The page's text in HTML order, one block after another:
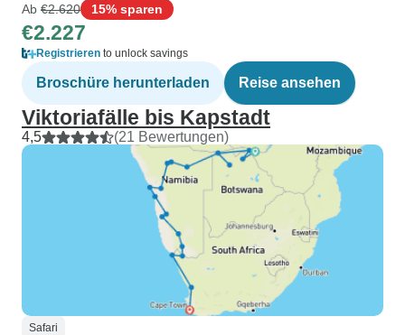
Ab €2.620 15% sparen
€2.227
Registrieren to unlock savings
Broschüre herunterladen Reise ansehen
Viktoriafälle bis Kapstadt
4,5 (21 Bewertungen)
Safari